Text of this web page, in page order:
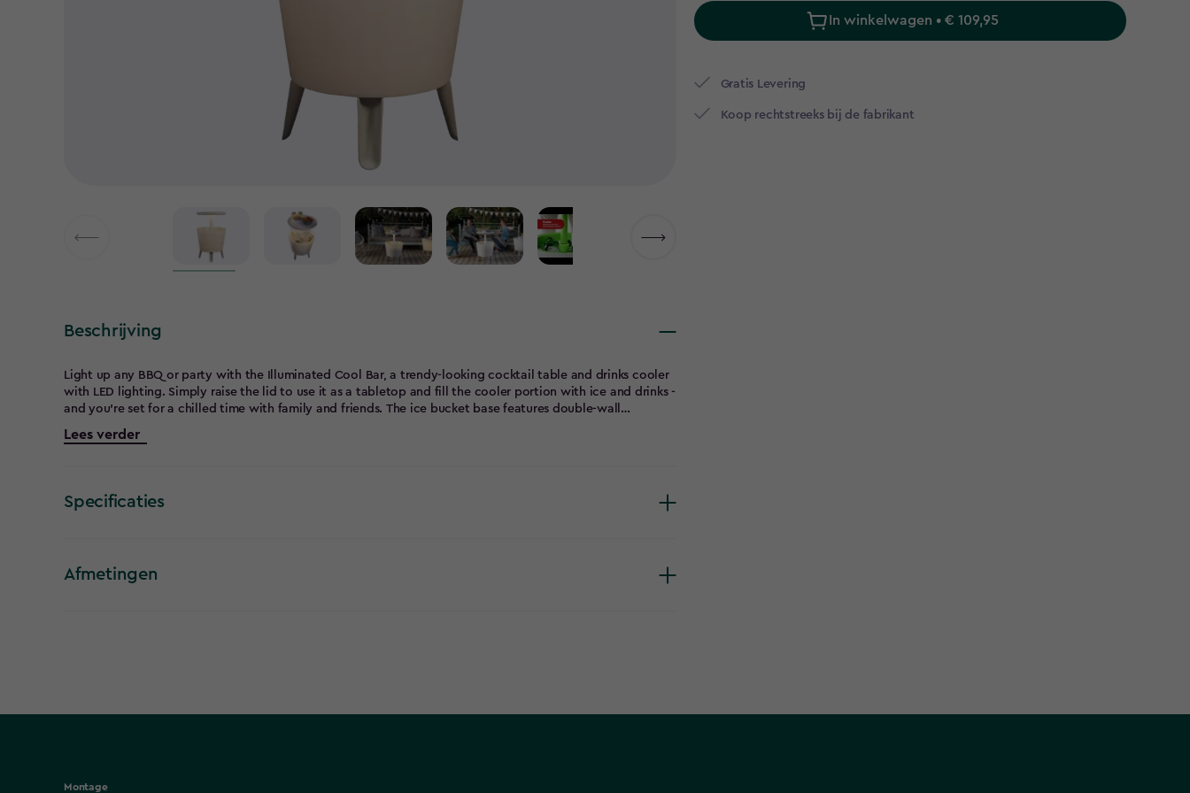
In winkelwagen • € 109,95
Gratis Levering​
Koop rechtstreeks bij de fabrikant
▶
Beschrijving
Light up any BBQ or party with the Illuminated Cool Bar, a trendy-looking cocktail table and drinks cooler
with LED lighting. Simply raise the lid to use it as a tabletop and fill the cooler portion with ice and drinks -
and you're set for a chilled time with family and friends. The ice bucket base features double-wall
insulation to keep drinks ice cold, and comes with a drainage plug to facilitate emptying after use. A
simple rotate-and-lock system keeps the tabletop stable when extended. Made from durable and weather-
Lees verder
Specificaties
Afmetingen
Montage